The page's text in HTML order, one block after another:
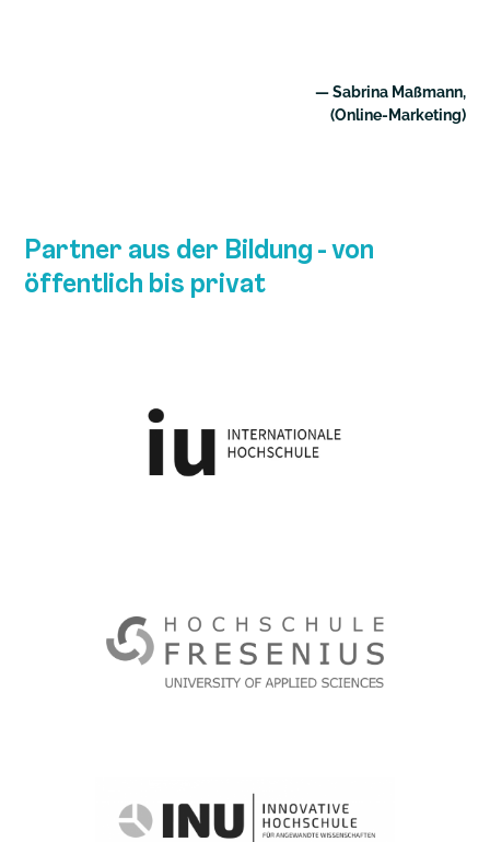
— Sabrina Maßmann,
(Online-Marketing)
Partner aus der Bildung - von
öffentlich bis privat